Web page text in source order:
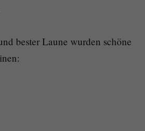
bester Laune wurden schöne